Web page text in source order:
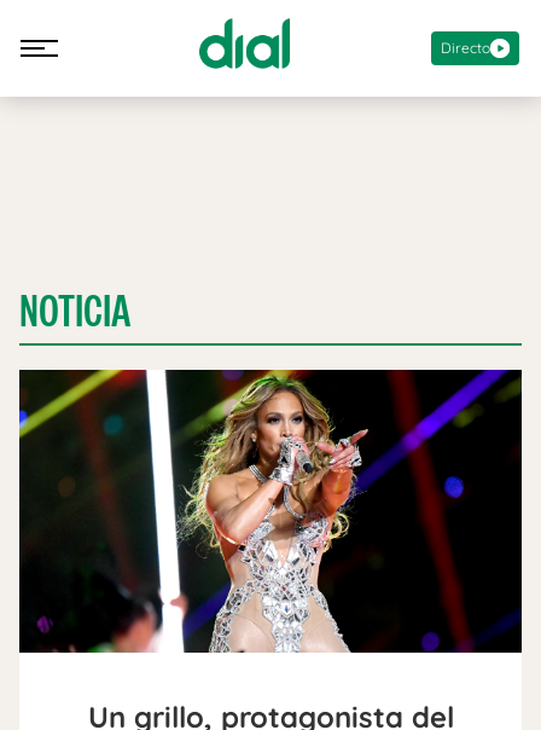
Directo
NOTICIA
Un grillo, protagonista del